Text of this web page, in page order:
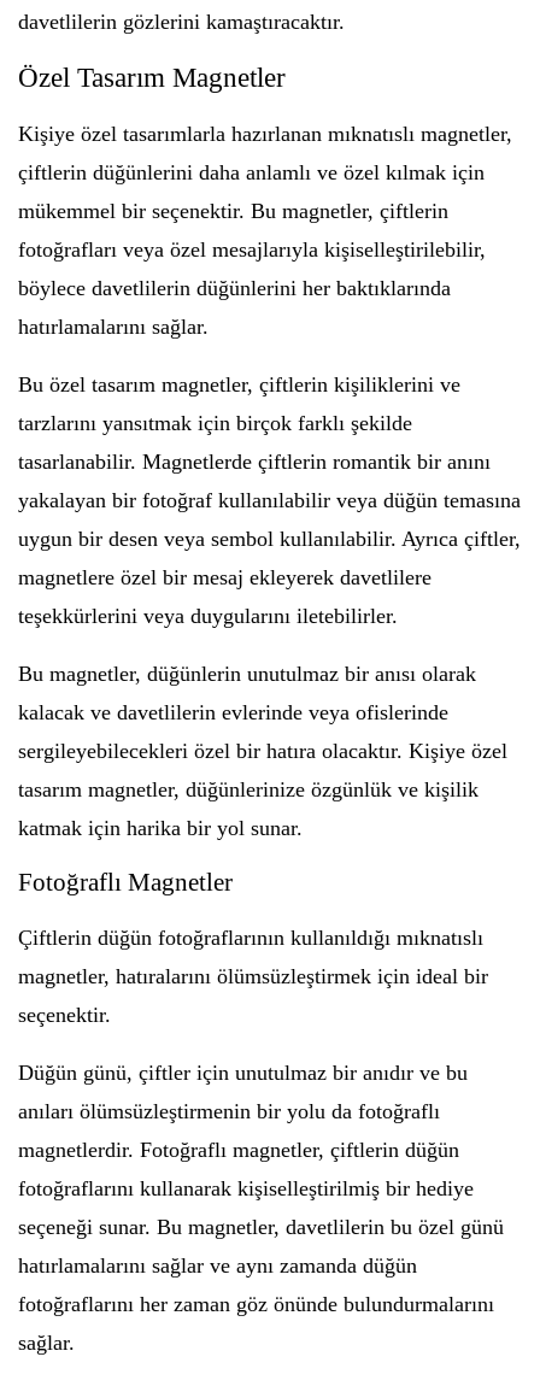
davetlilerin gözlerini kamaştıracaktır.
Özel Tasarım Magnetler
Kişiye özel tasarımlarla hazırlanan mıknatıslı magnetler,
çiftlerin düğünlerini daha anlamlı ve özel kılmak için
mükemmel bir seçenektir. Bu magnetler, çiftlerin
fotoğrafları veya özel mesajlarıyla kişiselleştirilebilir,
böylece davetlilerin düğünlerini her baktıklarında
hatırlamalarını sağlar.
Bu özel tasarım magnetler, çiftlerin kişiliklerini ve
tarzlarını yansıtmak için birçok farklı şekilde
tasarlanabilir. Magnetlerde çiftlerin romantik bir anını
yakalayan bir fotoğraf kullanılabilir veya düğün temasına
uygun bir desen veya sembol kullanılabilir. Ayrıca çiftler,
magnetlere özel bir mesaj ekleyerek davetlilere
teşekkürlerini veya duygularını iletebilirler.
Bu magnetler, düğünlerin unutulmaz bir anısı olarak
kalacak ve davetlilerin evlerinde veya ofislerinde
sergileyebilecekleri özel bir hatıra olacaktır. Kişiye özel
tasarım magnetler, düğünlerinize özgünlük ve kişilik
katmak için harika bir yol sunar.
Fotoğraflı Magnetler
Çiftlerin düğün fotoğraflarının kullanıldığı mıknatıslı
magnetler, hatıralarını ölümsüzleştirmek için ideal bir
seçenektir.
Düğün günü, çiftler için unutulmaz bir anıdır ve bu
anıları ölümsüzleştirmenin bir yolu da fotoğraflı
magnetlerdir. Fotoğraflı magnetler, çiftlerin düğün
fotoğraflarını kullanarak kişiselleştirilmiş bir hediye
seçeneği sunar. Bu magnetler, davetlilerin bu özel günü
hatırlamalarını sağlar ve aynı zamanda düğün
fotoğraflarını her zaman göz önünde bulundurmalarını
sağlar.